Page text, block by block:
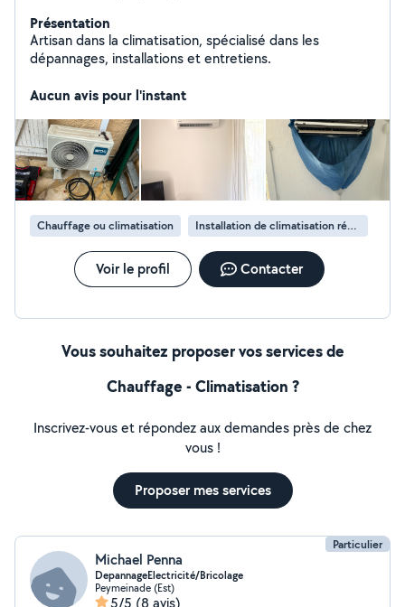
Présentation
Artisan dans la climatisation, spécialisé dans les
dépannages, installations et entretiens.
Aucun avis pour l'instant
Chauffage ou climatisation Installation de climatisation réversible
Voir le profil Contacter
Vous souhaitez proposer vos services de
Chauffage - Climatisation ?
Inscrivez-vous et répondez aux demandes près de chez
vous !
Proposer mes services
Particulier
Michael Penna
DepannageElectricité/Bricolage
Peymeinade (Est)
5/5 (8 avis)